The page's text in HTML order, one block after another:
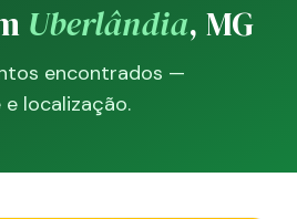
Uberlândia, MG
encontrados —
localização.